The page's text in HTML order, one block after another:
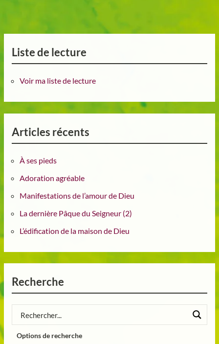
Liste de lecture
Voir ma liste de lecture
Articles récents
À ses pieds
Adoration agréable
Manifestations de l’amour de Dieu
La dernière Pâque du Seigneur (2)
L’édification de la maison de Dieu
Recherche
Options de recherche